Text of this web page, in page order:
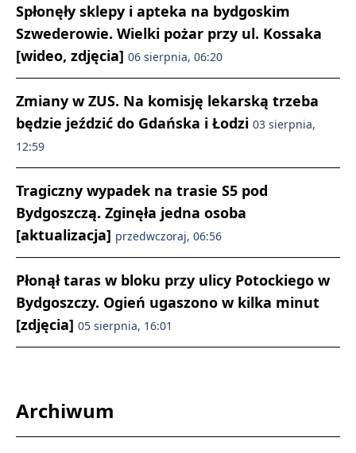
Spłonęły sklepy i apteka na bydgoskim
Szwederowie. Wielki pożar przy ul. Kossaka
[wideo, zdjęcia] 06 sierpnia, 06:20
Zmiany w ZUS. Na komisję lekarską trzeba
będzie jeździć do Gdańska i Łodzi 03 sierpnia,
12:59
Tragiczny wypadek na trasie S5 pod
Bydgoszczą. Zginęła jedna osoba
[aktualizacja] przedwczoraj, 06:56
Płonął taras w bloku przy ulicy Potockiego w
Bydgoszczy. Ogień ugaszono w kilka minut
[zdjęcia] 05 sierpnia, 16:01
Archiwum